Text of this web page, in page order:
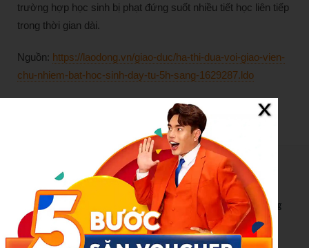
trường hợp học sinh bị phạt đứng suốt nhiều tiết học liên tiếp
trong thời gian dài.
Nguồn: https://laodong.vn/giao-duc/ha-thi-dua-voi-giao-vien-
chu-nhiem-bat-hoc-sinh-day-tu-5h-sang-1629287.ldo
New Posts
Bão số 3 hình thành trên Biển Đông: Vì sao không ảnh hưởng
đất liền vẫn cần cảnh giác cao độ?